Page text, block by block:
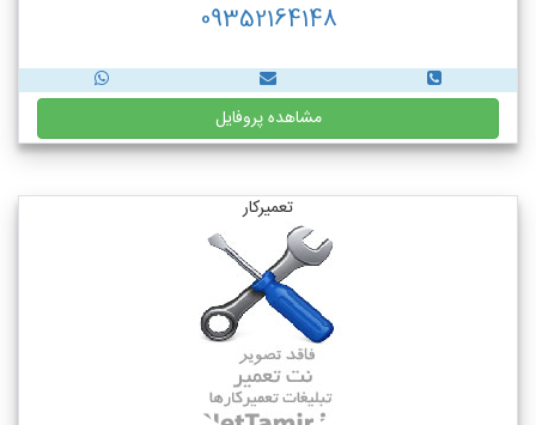
09352164148
مشاهده پروفایل
تعمیرکار